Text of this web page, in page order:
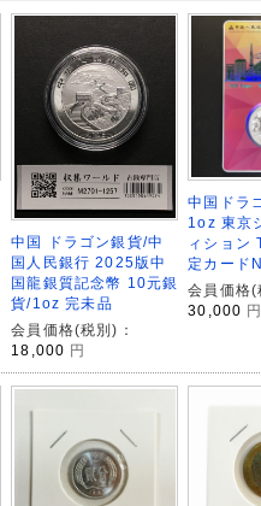
中国 ドラゴン銀貨/中
国人民銀行 2025版中
国龍銀質記念幣 10元銀
貨/1oz 完未品
会員価格(税別)：
18,000 円
中国ドラ
1oz 東京
ィション
定カード
会員価格(
30,000 円